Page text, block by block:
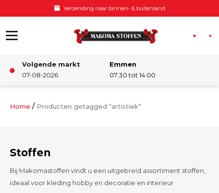
Verzending naar binnen- & buitenland
Volgende markt
07-08-2026
Emmen
07:30 tot 14:00
Damesstoffen
Home / Producten getagged “artistiek”
Stoffen
Bij Makomastoffen vindt u een uitgebreid assortiment stoffen,
ideaal voor kleding hobby en decoratie en interieur